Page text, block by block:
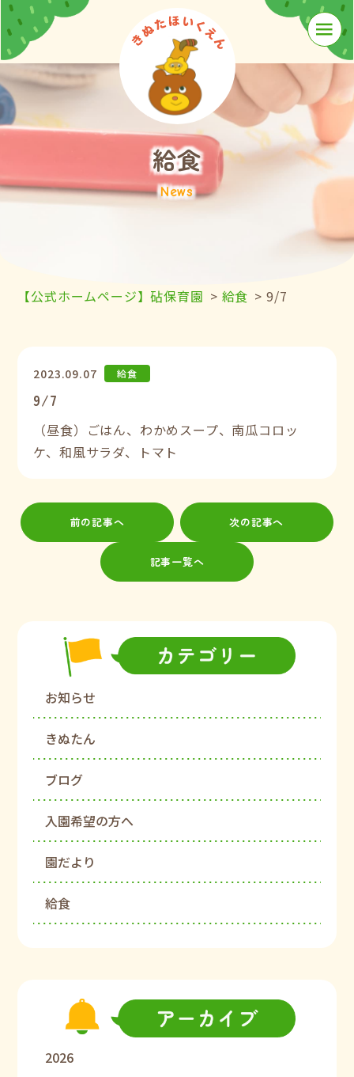
≡
給食
News
【公式ホームページ】砧保育園 > 給食 >9/7
2023.09.07 給食
9/7
（昼食）ごはん、わかめスープ、南瓜コロッ
ケ、和風サラダ、トマト
前の記事へ
記事一覧へ
次の記事へ
お知らせ
きぬたん
ブログ
入園希望の方へ
園だより
給食
2026